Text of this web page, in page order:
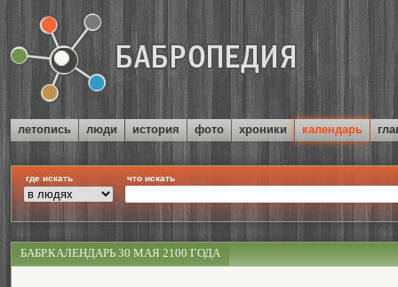
летопись люди история фото хроники календарь
где искать что искать
БАБР.КАЛЕНДАРЬ 30 МАЯ 2100 ГОДА